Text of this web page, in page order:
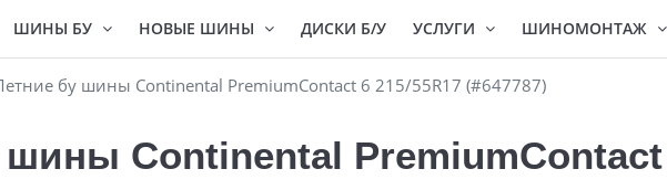
ШИНЫ БУ НОВЫЕ ШИНЫ ДИСКИ Б/У УСЛУГИ ШИНОМОНТАЖ
бу шины Continental PremiumContact 6 215/55R17 (#647787)
Continental PremiumContact